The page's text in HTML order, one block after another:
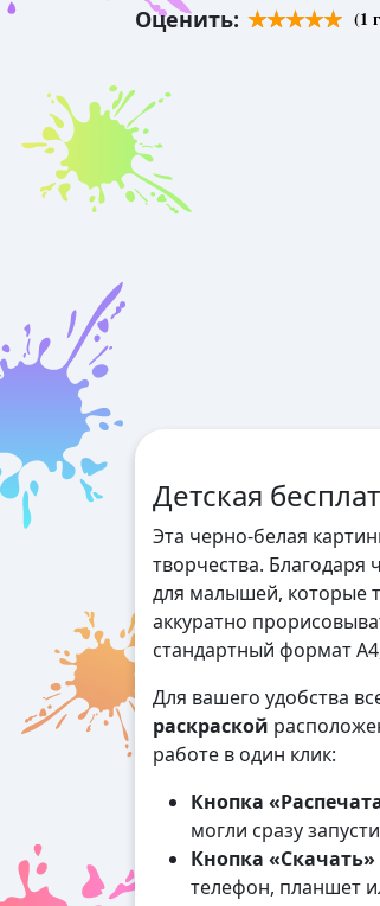
Оценить: (1
Детская
Эта черно-белая
творчества. Благодаря
для малышей, которые
аккуратно
стандартный формат
Для вашего удобства
раскраской
работе в один клик:
Кнопка
могли сразу
Кнопка «Скачать»
телефон, планшет